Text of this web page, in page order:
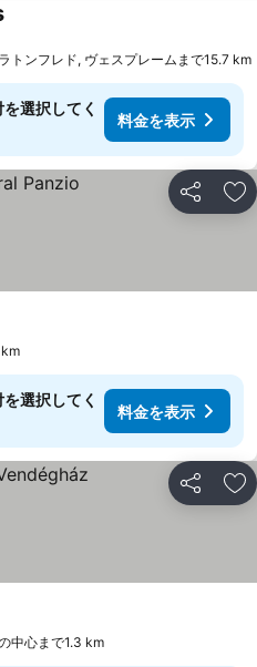
トンフレド, ヴェスプレームまで15.7 km
選択してく
料金を表示
シェア お
選択してく
料金を表示
シェア お
中心まで1.3 km